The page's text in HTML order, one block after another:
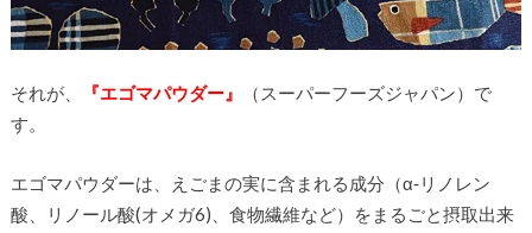
それが、 『エゴマパウダー』
（スーパーフーズジャパン）で
す。
エゴマパウダーは、えごまの実に含まれる成分（α‐リノレン
酸、リノール酸(オメガ6)、食物繊維など）をまるごと摂取出来